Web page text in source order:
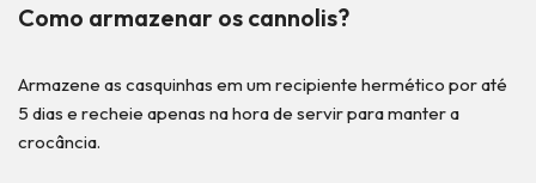
Como armazenar os cannolis?
Armazene as casquinhas em um recipiente hermético por até
5 dias e recheie apenas na hora de servir para manter a
crocância.